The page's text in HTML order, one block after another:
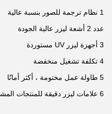
1 نظام ترجمة للصور بنسبة عالية
عدد 2 أشعة ليزر عالية الجودة
3 أجهزة ليزر UV مستوردة
4 تكلفة تشغيل منخفضة
5 طاولة عمل مختومة ، أكثر أمانًا
6 علامات ليزر دقيقة للمنتجات المشقوقة